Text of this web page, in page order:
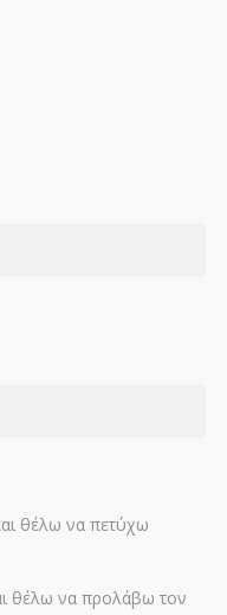
θέλω να πετύχω
θέλω να προλάβω τον